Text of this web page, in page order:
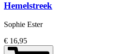
Hemelstreek
Sophie Ester
€ 16,95